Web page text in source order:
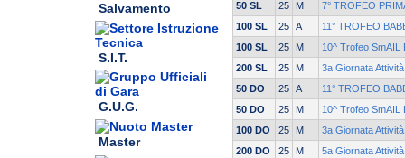
Salvamento
S.I.T.
G.U.G.
Master
50 SL 25 M
7° TROFEO
100 SL
25 A
11° TROFEO
100 SL
25 M
10^ Trofeo SmAIL
200 SL
25 M
3a Giornata
50 DO
25 A
11° TROFEO
50 DO
25 M
10^ Trofeo SmAIL
100 DO
25 M
3a Giornata
200 DO
25 M
5a Giornata